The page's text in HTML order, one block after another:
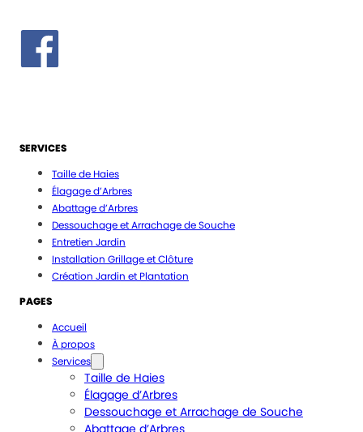
SERVICES
Taille de Haies
Élagage d’Arbres
Abattage d’Arbres
Dessouchage et Arrachage de Souche
Entretien Jardin
Installation Grillage et Clôture
Création Jardin et Plantation
PAGES
Accueil
À propos
Services
Taille de Haies
Élagage d’Arbres
Dessouchage et Arrachage de Souche
Abattage d’Arbres